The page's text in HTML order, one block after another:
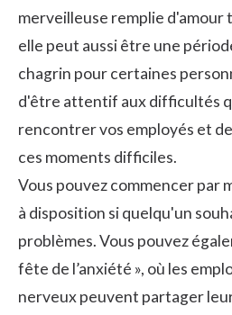
merveilleuse remplie d'amour
elle peut aussi être une
chagrin pour certaines
d'être attentif aux difficultés
rencontrer vos employés et
ces moments difficiles.
Vous pouvez commencer par
à disposition si quelqu'un
problèmes. Vous pouvez
fête de l’anxiété », où les
nerveux peuvent partager